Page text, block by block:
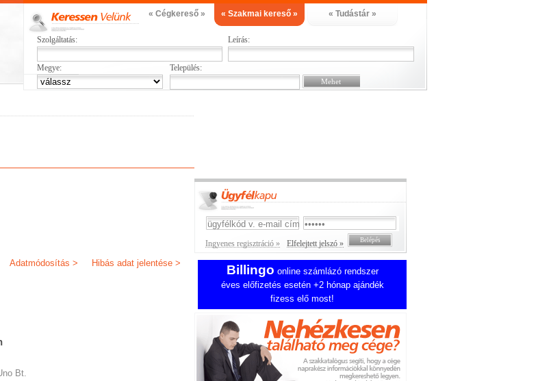
« Cégkereső » « Szakmai kereső » « Tudástár »
Szolgáltatás: Leírás:
Megye: Település:
Hibás adat jelentése >
Adatmódosítás >
Bt.
Ingyenes regisztráció » Elfelejtett jelszó »
Billingo online számlázó rendszer
éves előfizetés esetén +2 hónap ajándék
fizess elő most!